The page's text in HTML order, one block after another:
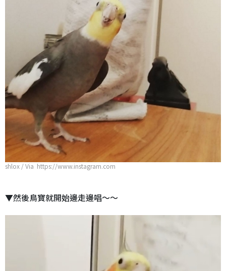
shlox / Via https://www.instagram.com
▼然後鳥寶就開始邊走邊唱～～